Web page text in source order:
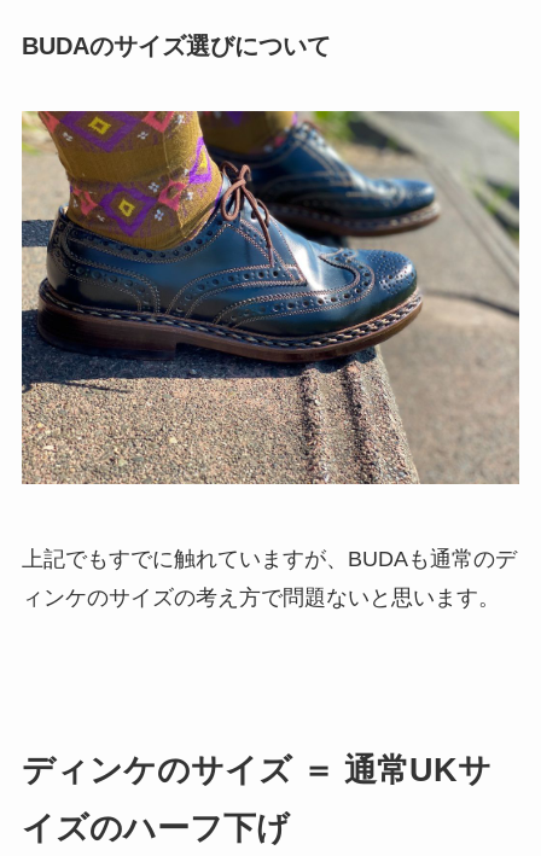
BUDAのサイズ選びについて
上記でもすでに触れていますが、BUDAも通常のデ
ィンケのサイズの考え方で問題ないと思います。
ディンケのサイズ ＝ 通常UKサ
イズのハーフ下げ